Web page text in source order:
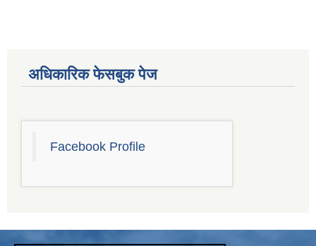
अधिकारिक फेसबुक पेज
Facebook Profile